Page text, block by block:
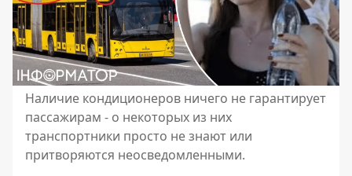
Наличие кондиционеров ничего не гарантирует
пассажирам - о некоторых из них
транспортники просто не знают или
притворяются неосведомленными.